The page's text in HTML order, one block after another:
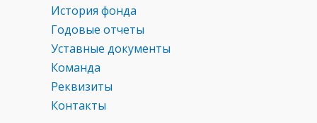
История фонда
Годовые отчеты
Уставные документы
Команда
Реквизиты
Контакты